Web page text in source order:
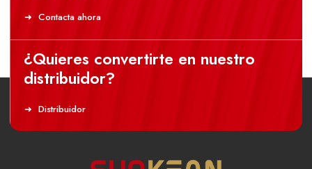
Contacta ahora
¿Quieres convertirte en nuestro
distribuidor?
Distribuidor